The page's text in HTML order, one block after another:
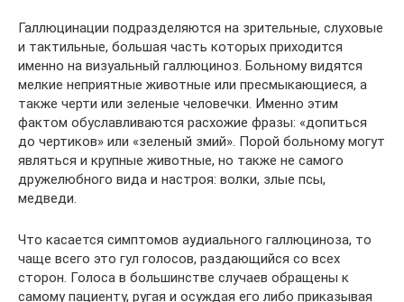
Галлюцинации подразделяются на зрительные, слуховые
и тактильные, большая часть которых приходится
именно на визуальный галлюциноз. Больному видятся
мелкие неприятные животные или пресмыкающиеся, а
также черти или зеленые человечки. Именно этим
фактом обуславливаются расхожие фразы: «допиться
до чертиков» или «зеленый змий». Порой больному могут
являться и крупные животные, но также не самого
дружелюбного вида и настроя: волки, злые псы,
медведи.
Что касается симптомов аудиального галлюциноза, то
чаще всего это гул голосов, раздающийся со всех
сторон. Голоса в большинстве случаев обращены к
самому пациенту, ругая и осуждая его либо приказывая